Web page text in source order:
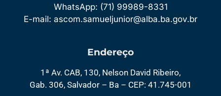
WhatsApp: (71) 99989-8331
E-mail: ascom.samueljunior@alba.ba.gov.br
Endereço
1ª Av. CAB, 130, Nelson David Ribeiro,
Gab. 306, Salvador – Ba – CEP: 41.745-001